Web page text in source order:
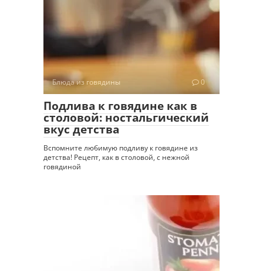
Блюда из говядины 0
Подлива к говядине как в
столовой: ностальгический
вкус детства
Вспомните любимую подливу к говядине из
детства! Рецепт, как в столовой, с нежной
говядиной